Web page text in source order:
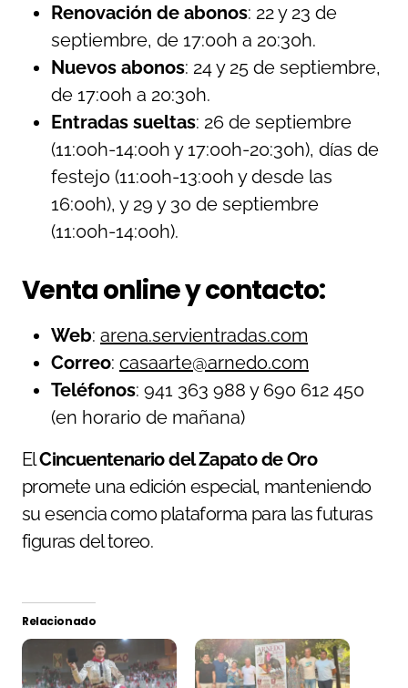
Renovación de abonos: 22 y 23 de
septiembre, de 17:00h a 20:30h.
Nuevos abonos: 24 y 25 de septiembre,
de 17:00h a 20:30h.
Entradas sueltas: 26 de septiembre
(11:00h-14:00h y 17:00h-20:30h), días de
festejo (11:00h-13:00h y desde las
16:00h), y 29 y 30 de septiembre
(11:00h-14:00h).
Venta online y contacto:
Web: arena.servientradas.com
Correo: casaarte@arnedo.com
Teléfonos: 941 363 988 y 690 612 450
(en horario de mañana)
ElCincuentenario del Zapato de Oro
promete una edición especial, manteniendo
su esencia como plataforma para las futuras
figuras del toreo.
Relacionado